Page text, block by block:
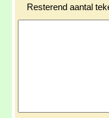
Resterend aantal